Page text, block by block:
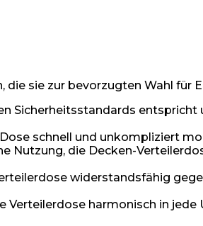
die sie zur bevorzugten Wahl für
Sicherheitsstandards entspricht
schnell und unkompliziert
Nutzung, die Decken-
widerstandsfähig
harmonisch in